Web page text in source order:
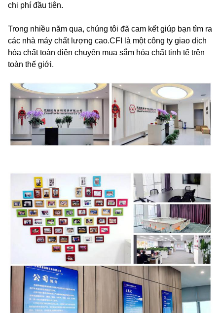
chi phí đầu tiên.
Trong nhiều năm qua, chúng tôi đã cam kết giúp bạn tìm ra
các nhà máy chất lượng cao.CFI là một công ty giao dịch
hóa chất toàn diện chuyên mua sắm hóa chất tinh tế trên
toàn thế giới.